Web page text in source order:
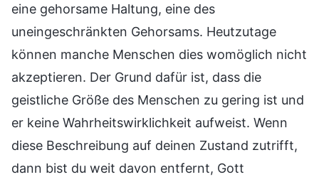
eine gehorsame Haltung, eine des
uneingeschränkten Gehorsams. Heutzutage
können manche Menschen dies womöglich nicht
akzeptieren. Der Grund dafür ist, dass die
geistliche Größe des Menschen zu gering ist und
er keine Wahrheitswirklichkeit aufweist. Wenn
diese Beschreibung auf deinen Zustand zutrifft,
dann bist du weit davon entfernt, Gott